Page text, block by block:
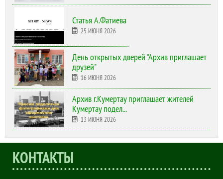
Статья А.Фатиева
25 ИЮНЯ 2026
День открытых дверей "Архив приглашает
друзей"
16 ИЮНЯ 2026
Архив г.Кумертау приглашает жителей
Кумертау подел...
13 ИЮНЯ 2026
КОНТАКТЫ